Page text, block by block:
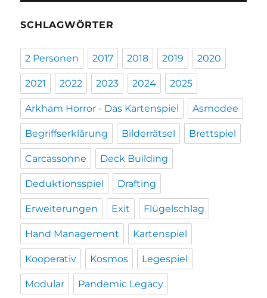
SCHLAGWÖRTER
2 Personen 2017 2018 2019 2020
2021 2022 2023 2024 2025
Arkham Horror - Das Kartenspiel Asmodee
Begriffserklärung Bilderrätsel Brettspiel
Carcassonne Deck Building
Deduktionsspiel Drafting
Erweiterungen Exit Flügelschlag
Hand Management Kartenspiel
Kooperativ Kosmos Legespiel
Modular Pandemic Legacy